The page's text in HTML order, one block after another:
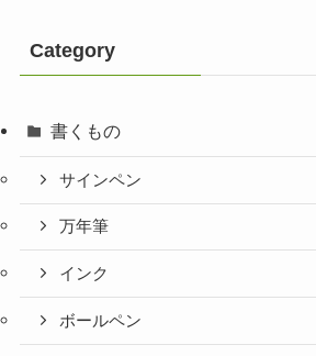
Category
書くもの
サインペン
万年筆
インク
ボールペン